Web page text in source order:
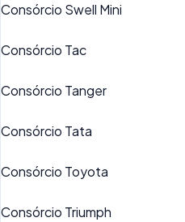
Consórcio Swell Mini
Consórcio Tac
Consórcio Tanger
Consórcio Tata
Consórcio Toyota
Consórcio Triumph